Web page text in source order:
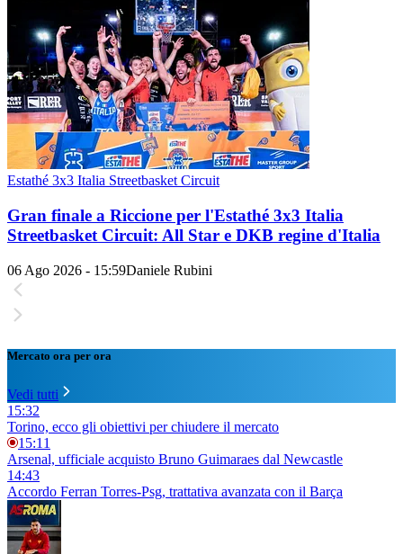
Estathé 3x3 Italia Streetbasket Circuit
Gran finale a Riccione per l'Estathé 3x3 Italia
Streetbasket Circuit: All Star e DKB regine d'Italia
06 Ago 2026 - 15:59Daniele Rubini
Mercato ora per ora
Vedi tutti
15:32
Torino, ecco gli obiettivi per chiudere il mercato
15:11
Arsenal, ufficiale acquisto Bruno Guimaraes dal Newcastle
14:43
Accordo Ferran Torres-Psg, trattativa avanzata con il Barça